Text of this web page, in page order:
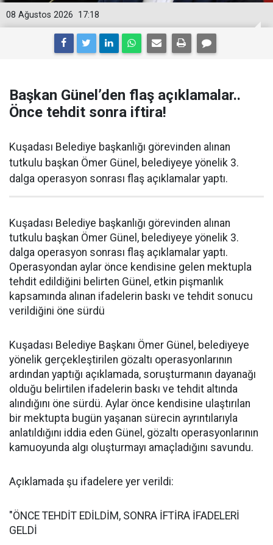
17:18
08 Ağustos 2026
Başkan Günel’den flaş açıklamalar..
Önce tehdit sonra iftira!
Kuşadası Belediye başkanlığı görevinden alınan
tutkulu başkan Ömer Günel, belediyeye yönelik 3.
dalga operasyon sonrası flaş açıklamalar yaptı.
Kuşadası Belediye başkanlığı görevinden alınan
tutkulu başkan Ömer Günel, belediyeye yönelik 3.
dalga operasyon sonrası flaş açıklamalar yaptı.
Operasyondan aylar önce kendisine gelen mektupla
tehdit edildiğini belirten Günel, etkin pişmanlık
kapsamında alınan ifadelerin baskı ve tehdit sonucu
verildiğini öne sürdü
Kuşadası Belediye Başkanı Ömer Günel, belediyeye
yönelik gerçekleştirilen gözaltı operasyonlarının
ardından yaptığı açıklamada, soruşturmanın dayanağı
olduğu belirtilen ifadelerin baskı ve tehdit altında
alındığını öne sürdü. Aylar önce kendisine ulaştırılan
bir mektupta bugün yaşanan sürecin ayrıntılarıyla
anlatıldığını iddia eden Günel, gözaltı operasyonlarının
kamuoyunda algı oluşturmayı amaçladığını savundu.
Açıklamada şu ifadelere yer verildi:
"ÖNCE TEHDİT EDİLDİM, SONRA İFTİRA İFADELERİ
GELDİ